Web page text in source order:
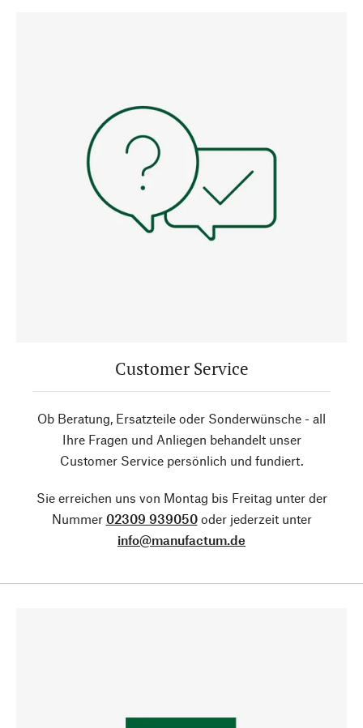
Customer Service
Ob Beratung, Ersatzteile oder Sonderwünsche - all
Ihre Fragen und Anliegen behandelt unser
Customer Service persönlich und fundiert.
Sie erreichen uns von Montag bis Freitag unter der
Nummer 02309 939050oder jederzeit unter
info@manufactum.de